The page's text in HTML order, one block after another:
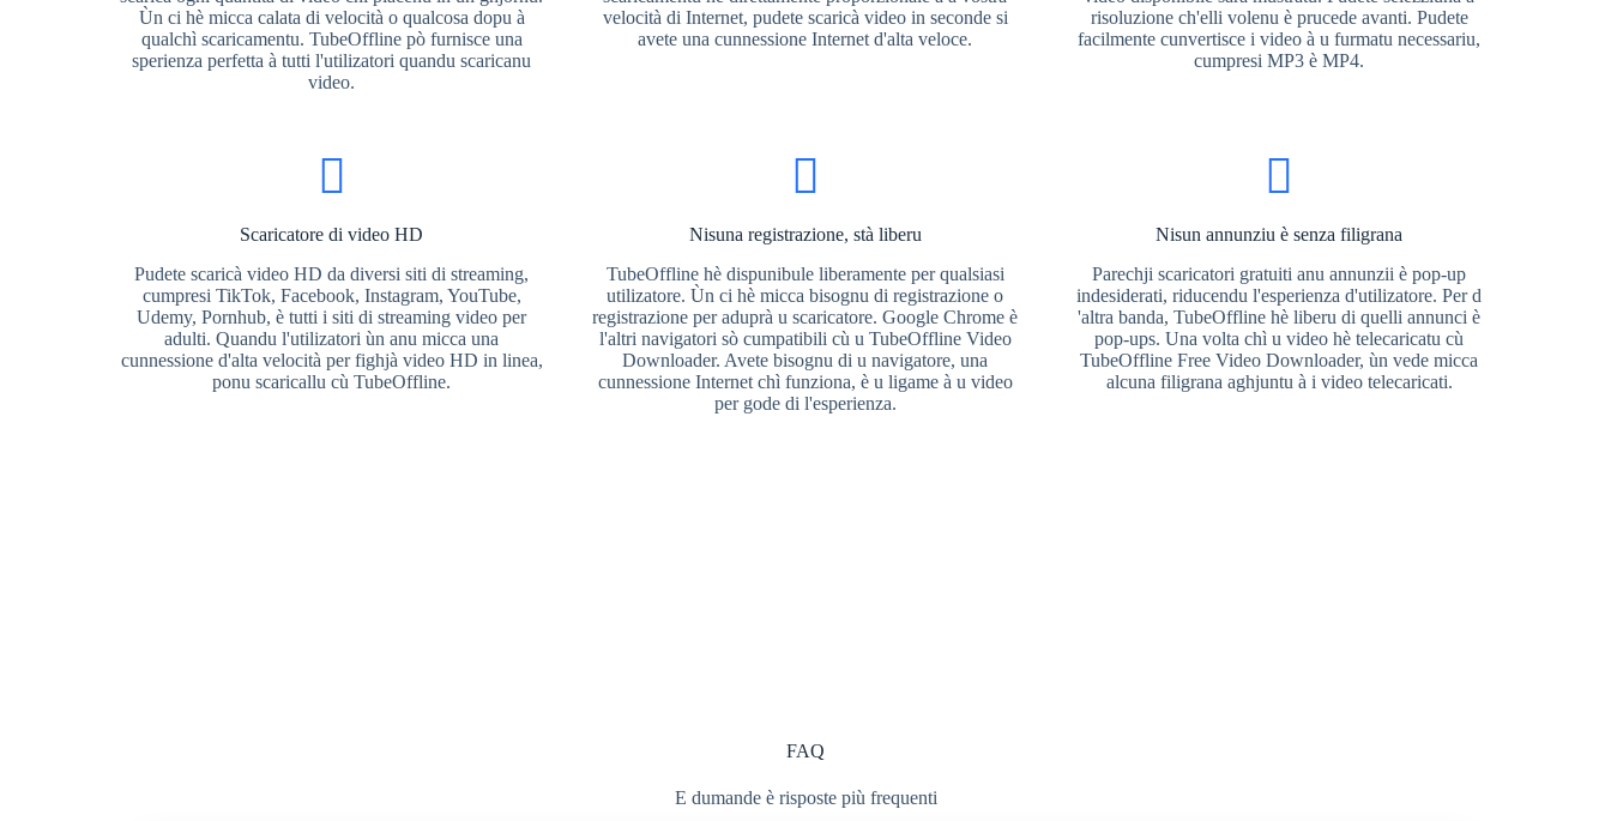
Ùn ci hè micca calata di velocità o qualcosa dopu à
qualchì scaricamentu. TubeOffline pò furnisce una
sperienza perfetta à tutti l'utilizatori quandu scaricanu
video.
velocità di Internet, pudete scaricà video in seconde si
avete una cunnessione Internet d'alta veloce.
risoluzione ch'elli volenu è prucede avanti. Pudete
facilmente cunvertisce i video à u furmatu necessariu,
cumpresi MP3 è MP4.
Scaricatore di video HD
Pudete scaricà video HD da diversi siti di streaming,
cumpresi TikTok, Facebook, Instagram, YouTube,
Udemy, Pornhub, è tutti i siti di streaming video per
adulti. Quandu l'utilizatori ùn anu micca una
cunnessione d'alta velocità per fighjà video HD in linea,
ponu scaricallu cù TubeOffline.
Nisuna registrazione, stà liberu
TubeOffline hè dispunibule liberamente per qualsiasi
utilizatore. Ùn ci hè micca bisognu di registrazione o
registrazione per aduprà u scaricatore. Google Chrome è
l'altri navigatori sò cumpatibili cù u TubeOffline Video
Downloader. Avete bisognu di u navigatore, una
cunnessione Internet chì funziona, è u ligame à u video
per gode di l'esperienza.
Nisun annunziu è senza filigrana
Parechji scaricatori gratuiti anu annunzii è pop-up
indesiderati, riducendu l'esperienza d'utilizatore. Per d
'altra banda, TubeOffline hè liberu di quelli annunci è
pop-ups. Una volta chì u video hè telecaricatu cù
TubeOffline Free Video Downloader, ùn vede micca
alcuna filigrana aghjuntu à i video telecaricati.
FAQ
E dumande è risposte più frequenti